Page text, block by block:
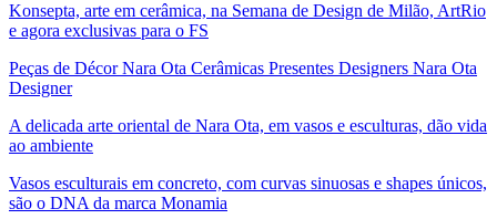
Konsepta, arte em cerâmica, na Semana de Design de Milão, ArtRio
e agora exclusivas para o FS
Peças de Décor Nara Ota Cerâmicas Presentes Designers Nara Ota
Designer
A delicada arte oriental de Nara Ota, em vasos e esculturas, dão vida
ao ambiente
Vasos esculturais em concreto, com curvas sinuosas e shapes únicos,
são o DNA da marca Monamia